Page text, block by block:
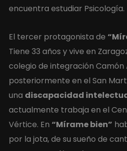
encuentra estudiar Psicología.
El tercer protagonista de
Tiene 33 años y vive en
colegio de integración Camón
posteriormente en el San
una discapacidad
actualmente trabaja en el
Vértice. En “Mírame bien”
por la jota, de su sueño de